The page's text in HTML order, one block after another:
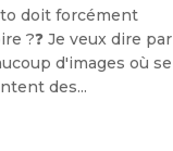
doit forcément
?❓ Je veux dire par
d'images où se
des...